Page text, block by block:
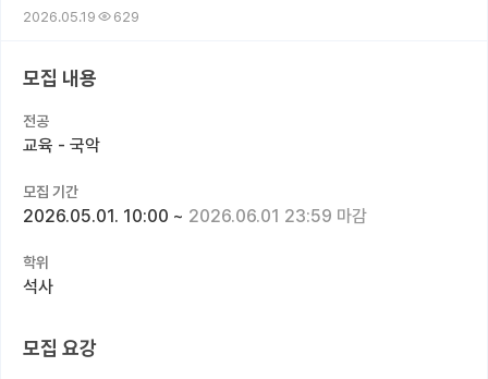
전공별 모집 정보
지역별 모집 정보
국내대학원 정보
연구실&오픈랩
커뮤니티
유학교육
2026.05.19 629
모집 내용
전공
교육 - 국악
모집 기간
2026.05.01. 10:00 ~ 2026.06.01 23:59 마감
학위
석사
모집 요강